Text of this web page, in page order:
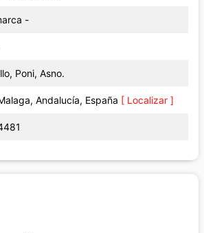
-
Poni, Asno.
Andalucía, España [ Localizar ]